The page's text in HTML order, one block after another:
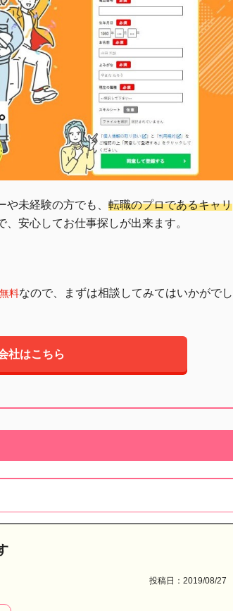
未経験の方でも、 転職のプロであるキャリ
、安心してお仕事探しが出来ます。
料なので、まずは相談してみてはいかがでし
社はこちら
投稿日：2019/08/27